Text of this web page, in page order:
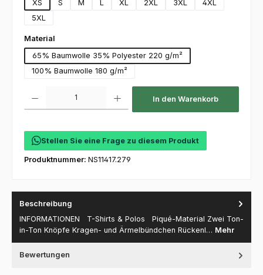
XS
S M L XL 2XL 3XL
4XL
5XL
Material
65% Baumwolle 35% Polyester 220 g/m²
100% Baumwolle 180 g/m²
In den Warenkorb
Stellen Sie eine Frage zu diesem Produkt
Produktnummer: NS11417.279
Beschreibung
INFORMATIONEN T-Shirts & Polos Piqué-Material Zwei Ton-
in-Ton Knöpfe Kragen- und Ärmelbündchen Rückenl… Mehr
Bewertungen